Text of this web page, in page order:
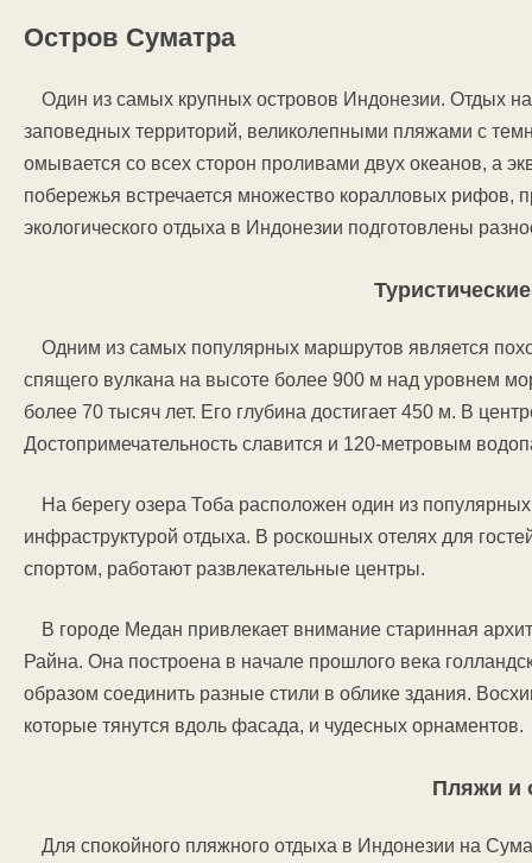
Остров Суматра
Один из самых крупных островов Индонезии. Отдых
заповедных территорий, великолепными пляжами с
омывается со всех сторон проливами двух океанов, а
побережья встречается множество коралловых рифов,
экологического отдыха в Индонезии подготовлены
Одним из самых популярных маршрутов является
спящего вулкана на высоте более 900 м над уровнем
более 70 тысяч лет. Его глубина достигает 450 м. В
Достопримечательность славится и 120-метровым
На берегу озера Тоба расположен один из
инфраструктурой отдыха. В роскошных отелях для
спортом, работают развлекательные центры.
В городе Медан привлекает внимание старинная
Райна. Она построена в начале прошлого века
образом соединить разные стили в облике здания.
которые тянутся вдоль фасада, и чудесных орнаментов.
Пляжи и
Для спокойного пляжного отдыха в Индонезии на